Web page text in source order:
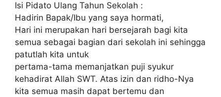
Isi Pidato Ulang Tahun Sekolah :
Hadirin Bapak/Ibu yang saya hormati,
Hari ini merupakan hari bersejarah bagi kita
semua sebagai bagian dari sekolah ini sehingga
patutlah kita untuk
pertama-tama memanjatkan puji syukur
kehadirat Allah SWT. Atas izin dan ridho-Nya
kita semua masih dapat bertemu dan